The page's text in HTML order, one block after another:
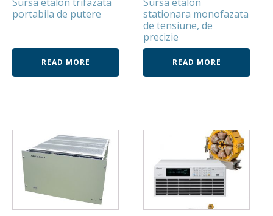
portabila de putere
READ MORE
stationara monofazata
de tensiune, de
precizie
READ MORE